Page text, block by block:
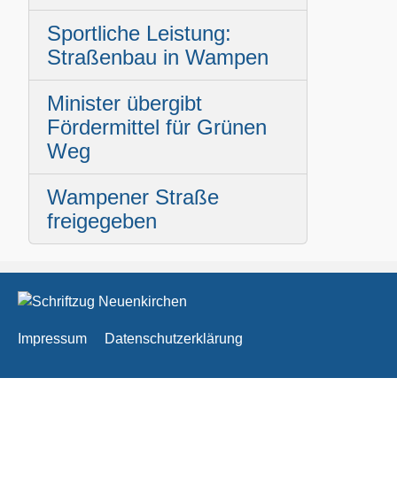
Sportliche Leistung:
Straßenbau in Wampen
Minister übergibt
Fördermittel für Grünen
Weg
Wampener Straße
freigegeben
Impressum Datenschutzerklärung